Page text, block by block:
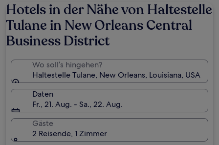
Hotels in der Nähe von Haltestelle
Tulane in New Orleans Central
Business District
Wo soll’s hingehen?
Haltestelle Tulane, New Orleans, Louisiana, USA
Daten
Fr., 21. Aug. - Sa., 22. Aug.
Gäste
2 Reisende, 1 Zimmer